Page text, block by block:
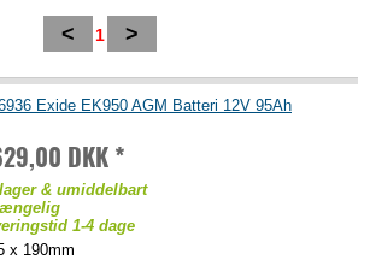
< 1 >
Exide EK950 AGM Batteri 12V 95Ah
DKK *
& umiddelbart
1-4 dage
x 190mm